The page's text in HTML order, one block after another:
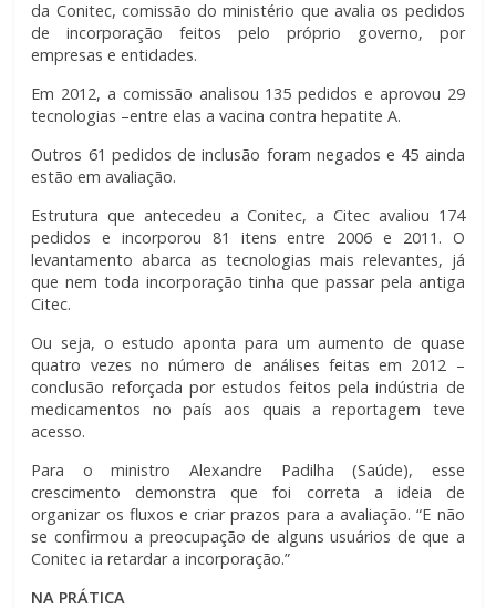
da Conitec, comissão do ministério que avalia os pedidos
de incorporação feitos pelo próprio governo, por
empresas e entidades.
Em 2012, a comissão analisou 135 pedidos e aprovou 29
tecnologias –entre elas a vacina contra hepatite A.
Outros 61 pedidos de inclusão foram negados e 45 ainda
estão em avaliação.
Estrutura que antecedeu a Conitec, a Citec avaliou 174
pedidos e incorporou 81 itens entre 2006 e 2011. O
levantamento abarca as tecnologias mais relevantes, já
que nem toda incorporação tinha que passar pela antiga
Citec.
Ou seja, o estudo aponta para um aumento de quase
quatro vezes no número de análises feitas em 2012 –
conclusão reforçada por estudos feitos pela indústria de
medicamentos no país aos quais a reportagem teve
acesso.
Para o ministro Alexandre Padilha (Saúde), esse
crescimento demonstra que foi correta a ideia de
organizar os fluxos e criar prazos para a avaliação. “E não
se confirmou a preocupação de alguns usuários de que a
Conitec ia retardar a incorporação.”
NA PRÁTICA